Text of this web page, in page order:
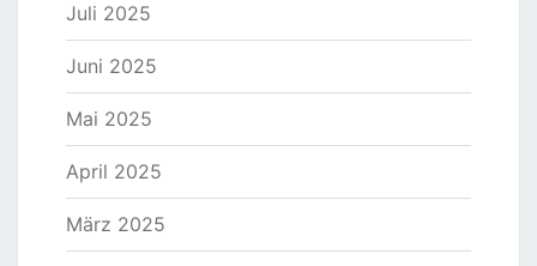
Juli 2025
Juni 2025
Mai 2025
April 2025
März 2025